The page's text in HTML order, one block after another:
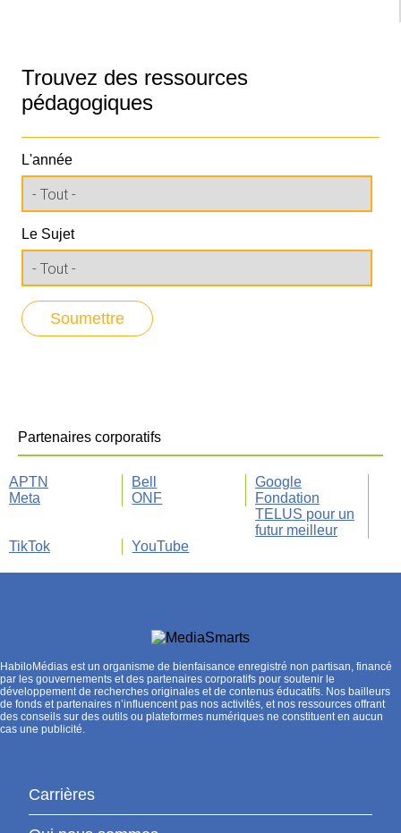
Trouvez des ressources
pédagogiques
L'année
Le Sujet
Partenaires corporatifs
APTN Bell
Google
Meta
ONF
Fondation
TELUS pour un
futur meilleur
TikTok
YouTube
HabiloMédias est un organisme de bienfaisance enregistré non partisan, financé
par les gouvernements et des partenaires corporatifs pour soutenir le
développement de recherches originales et de contenus éducatifs. Nos bailleurs
de fonds et partenaires n’influencent pas nos activités, et nos ressources offrant
des conseils sur des outils ou plateformes numériques ne constituent en aucun
cas une publicité.
Carrières